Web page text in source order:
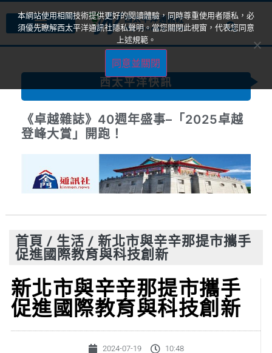
西太平洋快訊
《卓越雜誌》40週年盛事–「2025卓越
登峰大賞」開跑！
首頁 / 生活 / 新北市與辛辛那提市攜手
促進國際教育與科技創新
新北市與辛辛那提市攜手
促進國際教育與科技創新
2024-07-19 10:48
本網站使用相關技術提供更好的閱讀體驗，同時尊重使用者隱私，必
須優先瞭解西太平洋通訊社隱私聲明。當您關閉此視窗，代表您同意
上述規範。
同意並關閉